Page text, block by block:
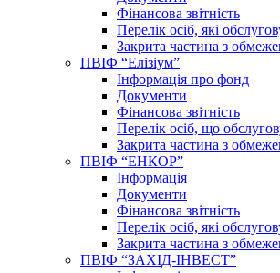
Фінансова звітність
Перелік осіб, які
Закрита частина з
ПВІФ “Елізіум”
Інформація про фонд
Документи
Фінансова звітність
Перелік осіб, що
Закрита частина з
ПВІФ “ЕНКОР”
Інформація
Документи
Фінансова звітність
Перелік осіб, які
Закрита частина з
ПВІФ “ЗАХІД-ІНВЕСТ”